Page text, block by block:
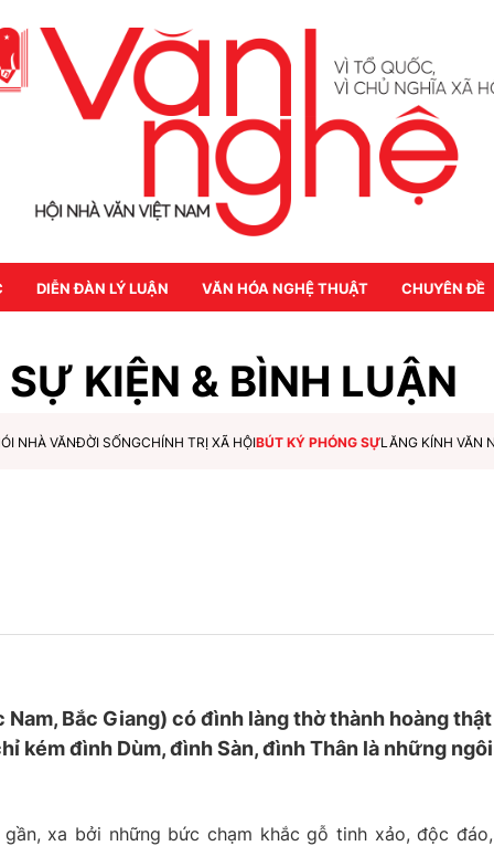
DIỄN ĐÀN LÝ LUẬN VĂN HÓA NGHỆ THUẬT CHUYÊN ĐỀ
SỰ KIỆN & BÌNH LUẬN
NHÀ VĂNĐỜI SỐNGCHÍNH TRỊ XÃ HỘIBÚT KÝ PHÓNG SỰLĂNG KÍNH VĂN
Bắc Giang) có đình làng thờ thành hoàng thật
kém đình Dùm, đình Sàn, đình Thân là những ngôi
xa bởi những bức chạm khắc gỗ tinh xảo, độc đáo,